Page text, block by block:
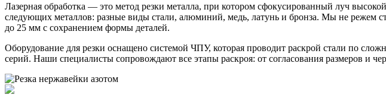
Лазерная обработка — это метод резки металла, при котором сфокусированный луч
следующих металлов: разные виды стали, алюминий, медь, латунь и бронза. Мы не режем
до 25 мм с сохранением формы деталей.
Оборудование для резки оснащено системой ЧПУ, которая проводит раскрой стали по
серий. Наши специалисты сопровождают все этапы раскроя: от согласования размеров и